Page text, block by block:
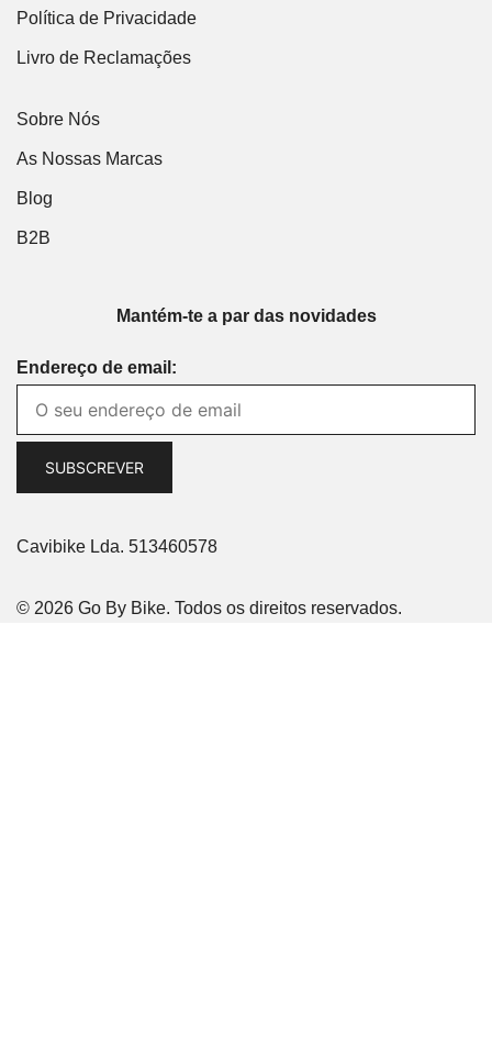
Política de Privacidade
Livro de Reclamações
Sobre Nós
As Nossas Marcas
Blog
B2B
Mantém-te a par das novidades
Endereço de email:
Cavibike Lda. 513460578
© 2026 Go By Bike. Todos os direitos reservados.